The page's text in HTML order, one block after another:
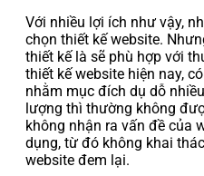
Với nhiều lợi ích như vậy,
chọn thiết kế website.
thiết kế là sẽ phù hợp với
thiết kế website hiện nay,
nhằm mục đích dụ dỗ
lượng thì thường không
không nhận ra vấn đề của
dụng, từ đó không khai
website đem lại.